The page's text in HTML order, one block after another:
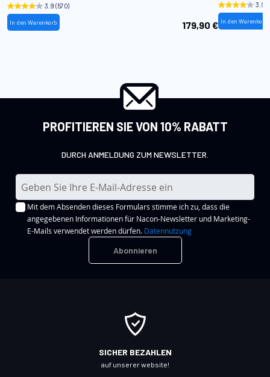
3.9 (570)
179,90 €
In den Warenkorb
3.9
In den Warenkorb
PROFITIEREN SIE VON 10% RABATT
DURCH ANMELDUNG ZUM NEWSLETTER.
M
e
l
Mit dem Absenden dieses Formulars stimme ich zu, dass die
angegebenen Informationen für Nacon-Newsletter und Marketing-
E-Mails verwendet werden dürfen. Datennutzung
Abonnieren
SICHER BEZAHLEN
auf unserer website!